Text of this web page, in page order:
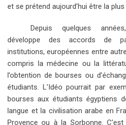
et se prétend aujourd’hui être la
Depuis quelques
développe des accords de
institutions, européennes entre
compris la médecine ou la
l’obtention de bourses ou
étudiants. L’Idéo pourrait par
bourses aux étudiants égyptiens
langue et la civilisation arabe en
Provence ou à la Sorbonne.